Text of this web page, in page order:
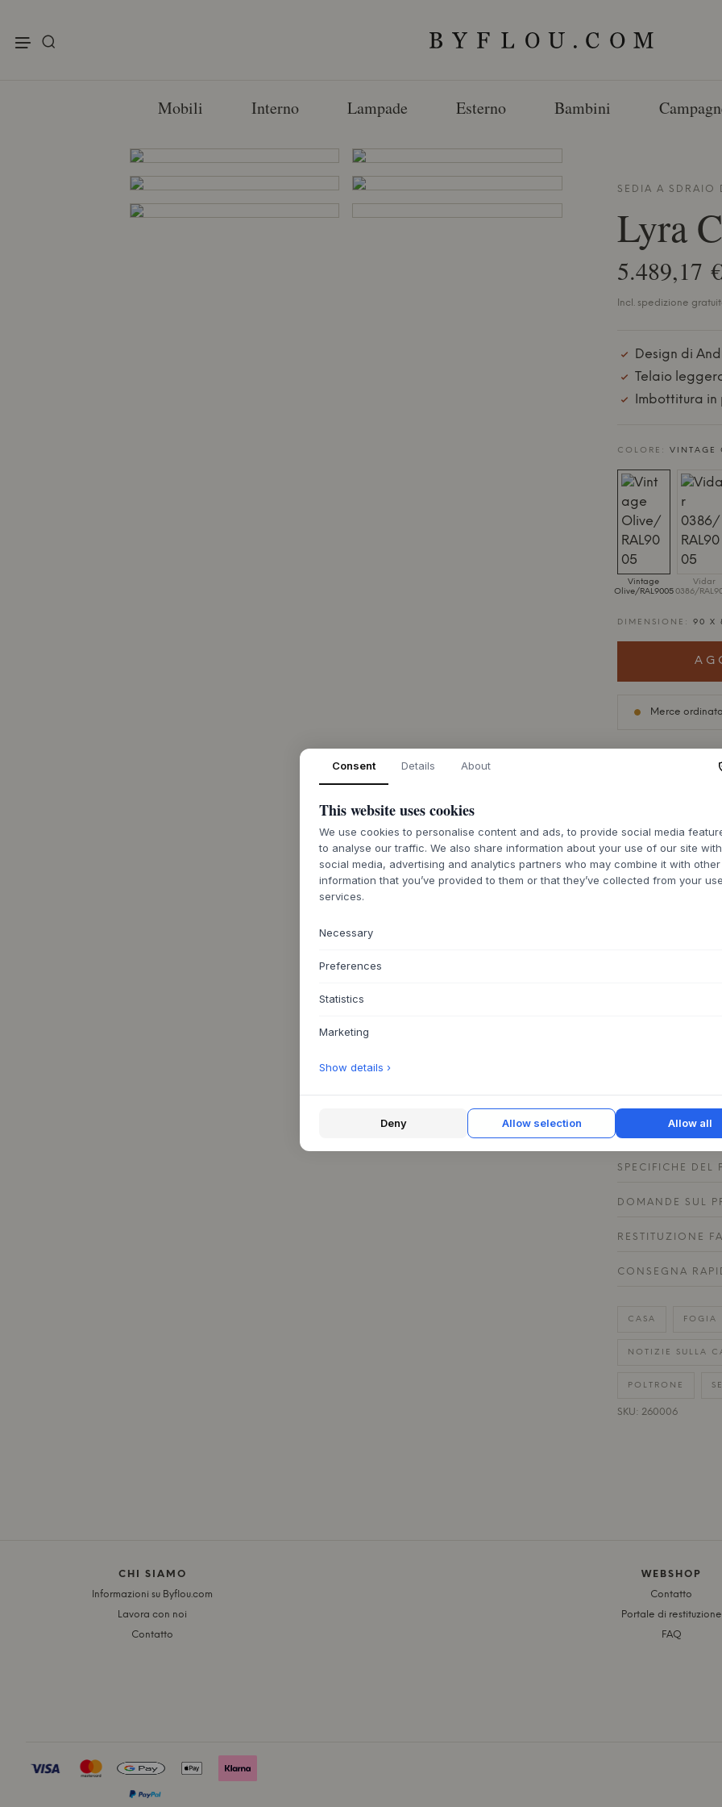
Mobili Interno Lampade Esterno Bambini
SEDIA A SDRAIO
Lyra
5.489,17 €
Incl. spedizione
Design di
Telaio
Imbottitura in
COLORE: VINTAGE
Vintage
Olive/RAL9005
Vidar
0386/
DIMENSIONE: 90 X
Merce
La Lyra Chaise
designer
rivivere la classica
è costruito attorno
tela, che
L'imbottitura,
d'oca, fibre
e invitante. Le
sottolineano il
Questa chaise
e al comfort, sia
poggiagambe
spazio
Lyra abbinato per
in un ambiente di
tenui per creare
SPECIFICHE DEL
DOMANDE SUL
RESTITUZIONE
CONSEGNA
CASA FOGIA
NOTIZIE SULLA
POLTRONE
SKU: 260006
CHI SIAMO
Informazioni su Byflou.com
Lavora con noi
Contatto
WEBSHOP
Contatto
Portale di restituzione
FAQ
Consent Details About
This website uses cookies
We use cookies to personalise content and ads, to provide social media
to analyse our traffic. We also share information about your use of our site
social media, advertising and analytics partners who may combine it with other
information that you’ve provided to them or that they’ve collected from your
services.
Necessary
Preferences
Statistics
Marketing
Show details ›
Deny Allow selection Allow all